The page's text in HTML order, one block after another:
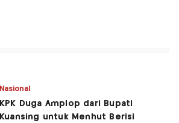
Nasional
KPK Duga Amplop dari Bupati
Kuansing untuk Menhut Berisi